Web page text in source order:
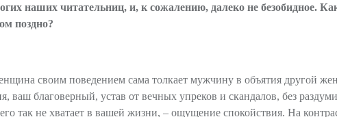
наших читательниц, и, к сожалению, далеко не безобидное.
поздно?
своим поведением сама толкает мужчину в объятия другой
ваш благоверный, устав от вечных упреков и скандалов, без
так не хватает в вашей жизни, – ощущение спокойствия. На